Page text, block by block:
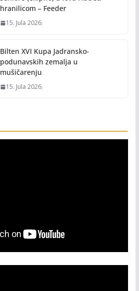
hranilicom – Feeder
15. Jula 2026.
Bilten XVI Kupa Jadransko-
podunavskih zemalja u
mušičarenju
15. Jula 2026.